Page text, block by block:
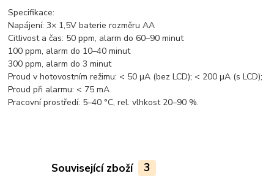
Specifikace:
Napájení: 3× 1,5V baterie rozměru AA
Citlivost a čas: 50 ppm, alarm do 60–90 minut
100 ppm, alarm do 10–40 minut
300 ppm, alarm do 3 minut
Proud v hotovostním režimu: < 50 μA (bez LCD); < 200 μA (s LCD);
Proud při alarmu: < 75 mA
Pracovní prostředí: 5–40 °C, rel. vlhkost 20–90 %.
Související zboží 3